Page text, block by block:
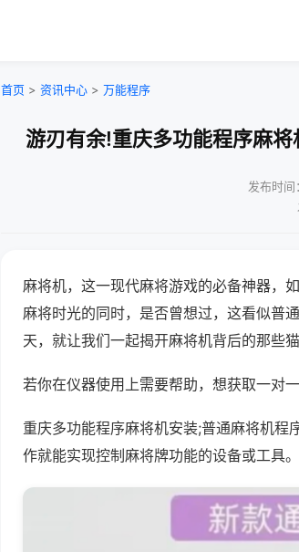
首页 > 资讯中心 > 万能程序
游刃有余!重庆多功能程序麻
发布时
麻将机，这一现代麻将游戏的必备神器，
麻将时光的同时，是否曾想过，这看似普
天，就让我们一起揭开麻将机背后的那些
若你在仪器使用上需要帮助，想获取一对
重庆多功能程序麻将机安装;普通麻将机
作就能实现控制麻将牌功能的设备或工具。